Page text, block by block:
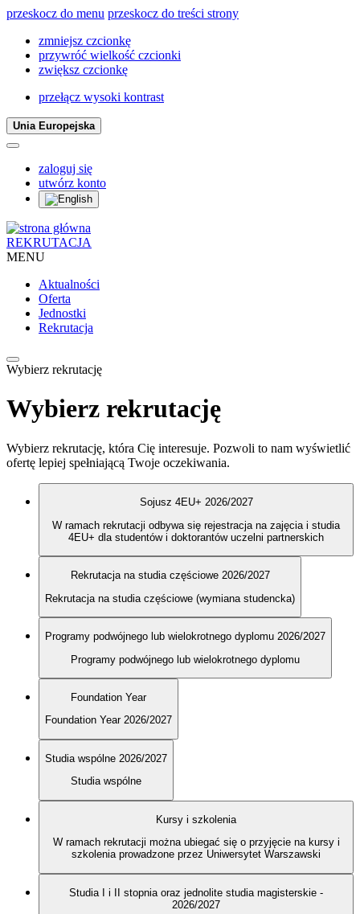
przeskocz do menu przeskocz do treści strony
zmniejsz czcionkę
przywróć wielkość czcionki
zwiększ czcionkę
przełącz wysoki kontrast
Unia Europejska
zaloguj się
utwórz konto
REKRUTACJA
MENU
Aktualności
Oferta
Jednostki
Rekrutacja
Wybierz rekrutację
Wybierz rekrutację
Wybierz rekrutację, która Cię interesuje. Pozwoli to nam wyświetlić
ofertę lepiej spełniającą Twoje oczekiwania.
Sojusz 4EU+ 2026/2027
W ramach rekrutacji odbywa się rejestracja na zajęcia i studia
4EU+ dla studentów i doktorantów uczelni partnerskich
Rekrutacja na studia częściowe 2026/2027
Rekrutacja na studia częściowe (wymiana studencka)
Programy podwójnego lub wielokrotnego dyplomu 2026/2027
Programy podwójnego lub wielokrotnego dyplomu
Foundation Year
Foundation Year 2026/2027
Studia wspólne 2026/2027
Studia wspólne
Kursy i szkolenia
W ramach rekrutacji można ubiegać się o przyjęcie na kursy i
szkolenia prowadzone przez Uniwersytet Warszawski
Studia I i II stopnia oraz jednolite studia magisterskie -
2026/2027